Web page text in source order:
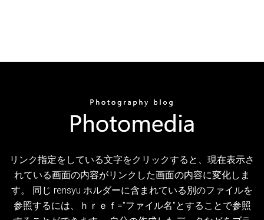
リンク指定をしている文字をクリックすると、現在表示さ
れている画面の内容がリンクした画面の内容に変化しま
す。 同じ rensyu ホルダーに含まれている別のファイルを
参照するには、ｈｒｅｆ="ファイル名"とすることで参照